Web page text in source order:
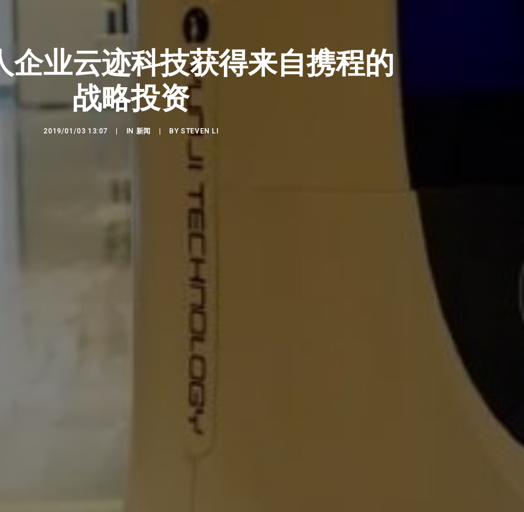
企业云迹科技获得来自携程的
战略投资
2019/01/03 13:07 IN 新闻 BYSTEVEN LI